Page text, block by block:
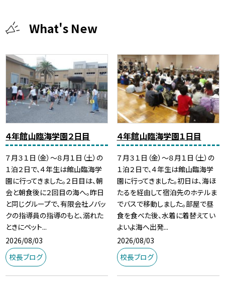
What's New
４年館山臨海学園２日目
７月３１日（金）～８月１日（土）の
１泊２日で、４年生は館山臨海学
園に行ってきました。２日目は、朝
会と朝食後に２回目の海へ。昨日
と同じグループで、有限会社ノバッ
クの指導員の指導のもと、溺れた
ときにペット...
2026/08/03
校長ブログ
４年館山臨海学園１日目
７月３１日（金）～８月１日（土）の
１泊２日で、４年生は館山臨海学
園に行ってきました。初日は、海ほ
たるを経由して宿泊先のホテルま
でバスで移動しました。部屋で昼
食を食べた後、水着に着替えてい
よいよ海へ出発...
2026/08/03
校長ブログ